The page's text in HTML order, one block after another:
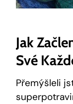
Jak
Své
Přemýšleli